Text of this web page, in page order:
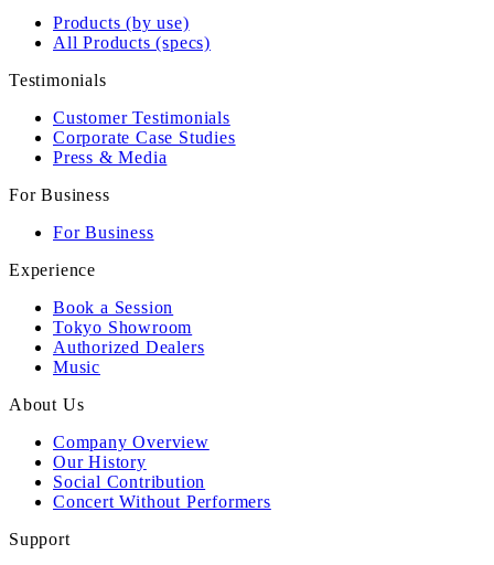
Products (by use)
All Products (specs)
Testimonials
Customer Testimonials
Corporate Case Studies
Press & Media
For Business
For Business
Experience
Book a Session
Tokyo Showroom
Authorized Dealers
Music
About Us
Company Overview
Our History
Social Contribution
Concert Without Performers
Support